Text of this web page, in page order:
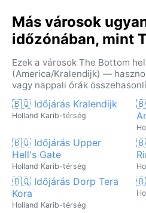
Más városok
időzónában, mint
Ezek a városok The Bottom
(America/Kralendijk) —
vagy nappali órák
🇧🇶 Időjárás Kralendijk
Holland Karib-térség
🇧🇶 Időjárás Upper
Hell's Gate
Holland Karib-térség
🇧🇶 Időjárás Dorp Tera
Kora
Holland Karib-térség